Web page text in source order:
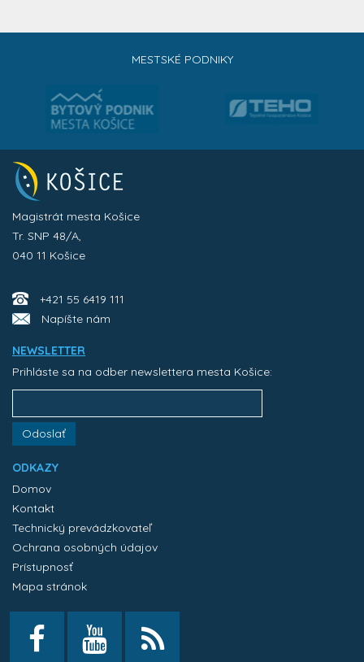
MESTSKÉ PODNIKY
Magistrát mesta Košice
Tr. SNP 48/A,
040 11 Košice
+421 55 6419 111
Napíšte nám
NEWSLETTER
Prihláste sa na odber newslettera mesta Košice:
Odoslať
ODKAZY
Domov
Kontakt
Technický prevádzkovateľ
Ochrana osobných údajov
Prístupnosť
Mapa stránok